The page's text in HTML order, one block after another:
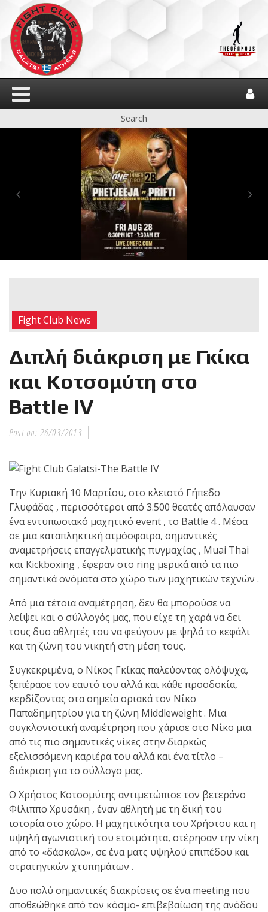
Η Αντωνία
Πρίφτη στο
και πιο
αγώνα της καριέρας της,
διεκδικεί τον 6ο
παγκόσμιο τίτλο της
απέναντι στην Phetjeeja
Championship
Νέα
επίσημα T-
shirts του
Ιωάννη
Θεοφάνους
με την υποστήριξη της
Sejoy Hellas.
Οι αθλητές
του Fight
ολοκλήρωσαν με επιτυχία
τις καλοκαιρινές
εξετάσεις έγχρωμων
ζωνών!
Με μεγάλη
πραγματοποιήθηκε το
κλειστό σεμινάριο
Brazilian Jiu-Jitsu με τον
Grand Master Reyson
Gracie στο Fight Club
Galatsi!
Fight Club News
Διπλή διάκριση με Γκίκα
και Κοτσομύτη στο
Battle IV
Post on: 26/03/2013
Την Κυριακή 10 Μαρτίου, στο κλειστό Γήπεδο
Γλυφάδας , περισσότεροι από 3.500 θεατές απόλαυσαν
ένα εντυπωσιακό μαχητικό event , το Βattle 4 . Mέσα
σε μια καταπληκτική ατμόσφαιρα, σημαντικές
αναμετρήσεις επαγγελματικής πυγμαχίας , Muai Thai
και Kickboxing , έφεραν στο ring μερικά από τα πιο
σημαντικά ονόματα στο χώρο των μαχητικών τεχνών .
Από μια τέτοια αναμέτρηση, δεν θα μπορούσε να
λείψει και ο σύλλογός μας, που είχε τη χαρά να δει
τους δυο αθλητές του να φεύγουν με ψηλά το κεφάλι
και τη ζώνη του νικητή στη μέση τους.
Συγκεκριμένα, ο Νίκος Γκίκας παλεύοντας ολόψυχα,
ξεπέρασε τον εαυτό του αλλά και κάθε προσδοκία,
κερδίζοντας στα σημεία οριακά τον Νίκο
Παπαδημητρίου για τη ζώνη Middleweight . Mια
συγκλονιστική αναμέτρηση που χάρισε στο Νίκο μια
από τις πιο σημαντικές νίκες στην διαρκώς
εξελισσόμενη καριέρα του αλλά και ένα τίτλο –
διάκριση για το σύλλογο μας.
Ο Χρήστος Κοτσομύτης αντιμετώπισε τον βετεράνο
Φίλιππο Χρυσάκη , έναν αθλητή με τη δική του
ιστορία στο χώρο. Η μαχητικότητα του Χρήστου και η
υψηλή αγωνιστική του ετοιμότητα, στέρησαν την νίκη
από το «δάσκαλο», σε ένα ματς υψηλού επιπέδου και
στρατηγικών χτυπημάτων .
Δυο πολύ σημαντικές διακρίσεις σε ένα meeting που
αποθεώθηκε από τον κόσμο- επιβεβαίωση της ανόδου